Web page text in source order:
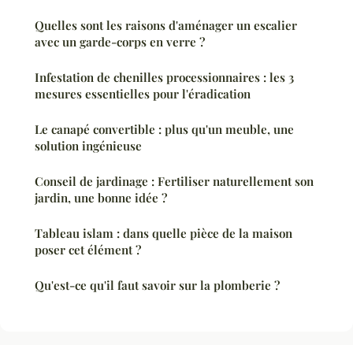
Quelles sont les raisons d'aménager un escalier
avec un garde-corps en verre ?
Infestation de chenilles processionnaires : les 3
mesures essentielles pour l'éradication
Le canapé convertible : plus qu'un meuble, une
solution ingénieuse
Conseil de jardinage : Fertiliser naturellement son
jardin, une bonne idée ?
Tableau islam : dans quelle pièce de la maison
poser cet élément ?
Qu'est-ce qu'il faut savoir sur la plomberie ?